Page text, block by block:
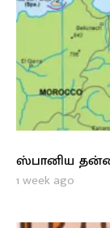
ஸ்பானிய
1 week ago